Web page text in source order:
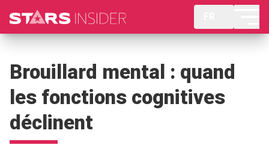
Brouillard mental : quand
les fonctions cognitives
déclinent